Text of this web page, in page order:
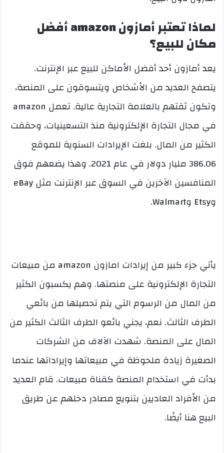
لماذا تعتبر أمازون amazon أفضل
مكان للبيع؟
يعد أمازون أحد أفضل الأماكن للبيع عبر الإنترنت.
يتصفح العديد من الأشخاص ويتسوقون على المنصة،
وتكون ثقتهم بالعلامة التجارية عالية. تعمل amazon
في مجال التجارة الإلكترونية منذ التسعينيات، وحققت
الكثير من المال. بلغت الإيرادات السنوية للموقع
386.06 مليار دولار في عام 2021. وهذا يضعهم فوق
المنافسين الآخرين في السوق عبر الإنترنت مثل eBay
وEtsy وWalmart.
يأتي جزء كبير من إيرادات امازون amazon من مبيعات
التجارة الإلكترونية على منصتها. وهم يكسبون الكثير
من المال من الرسوم التي يتم تحصيلها من بائعي
الطرف الثالث. نعم، يجني بائعو الطرف الثالث الكثير من
المال على المنصة. شهدت الآلاف من الشركات
الصغيرة زيادة ملحوظة في مبيعاتها وإيراداتها عندما
بدأت في استخدام المنصة كقناة مبيعات. قام العديد
من الأفراد العاديين بتنويع مصادر دخلهم عن طريق
البيع هنا أيضًا.